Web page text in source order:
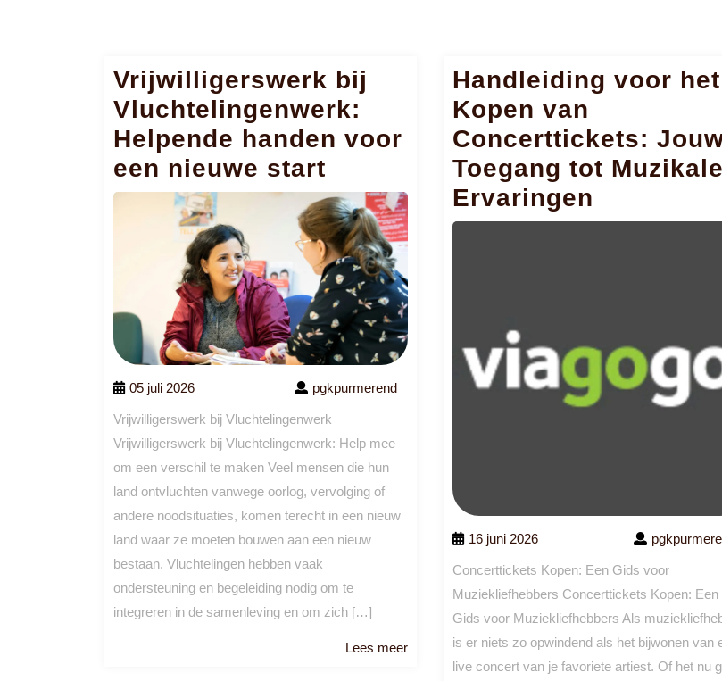
Vrijwilligerswerk bij
Vluchtelingenwerk:
Helpende handen voor
een nieuwe start
05 juli 2026 pgkpurmerend
Vrijwilligerswerk bij Vluchtelingenwerk
Vrijwilligerswerk bij Vluchtelingenwerk: Help mee
om een verschil te maken Veel mensen die hun
land ontvluchten vanwege oorlog, vervolging of
andere noodsituaties, komen terecht in een nieuw
land waar ze moeten bouwen aan een nieuw
bestaan. Vluchtelingen hebben vaak
ondersteuning en begeleiding nodig om te
integreren in de samenleving en om zich […]
Lees meerLees
Handleiding voor het
Kopen van
Concerttickets:
Toegang tot Muzikale
Ervaringen
16 juni 2026
Concerttickets Kopen: Een Gids voor
Muziekliefhebbers Concerttickets Kopen: Een
Gids voor Muziekliefhebbers Als
is er niets zo opwindend als het bijwonen van
live concert van je favoriete artiest. Of het nu